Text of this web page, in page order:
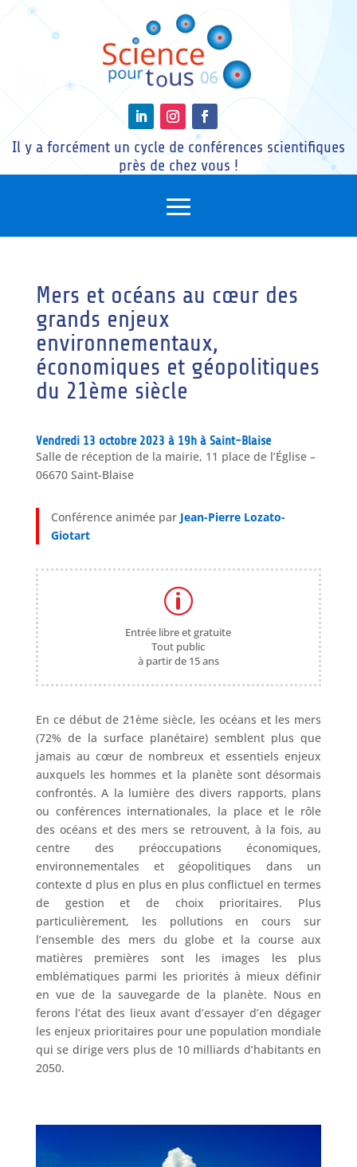
Il y a forcément un cycle de conférences scientifiques
près de chez vous !
Mers et océans au cœur des
grands enjeux
environnementaux,
économiques et géopolitiques
du 21ème siècle
Vendredi 13 octobre 2023 à 19h à Saint-Blaise
Salle de réception de la mairie, 11 place de l’Église –
06670 Saint-Blaise
Conférence animée parJean-Pierre Lozato-
Giotart
p
Entrée libre et gratuite
Tout public
à partir de 15 ans
En ce début de 21ème siècle, les océans et les mers
(72% de la surface planétaire) semblent plus que
jamais au cœur de nombreux et essentiels enjeux
auxquels les hommes et la planète sont désormais
confrontés. A la lumière des divers rapports, plans
ou conférences internationales, la place et le rôle
des océans et des mers se retrouvent, à la fois, au
centre des préoccupations économiques,
environnementales et géopolitiques dans un
contexte d plus en plus en plus conflictuel en termes
de gestion et de choix prioritaires. Plus
particulièrement, les pollutions en cours sur
l’ensemble des mers du globe et la course aux
matières premières sont les images les plus
emblématiques parmi les priorités à mieux définir
en vue de la sauvegarde de la planète. Nous en
ferons l’état des lieux avant d’essayer d’en dégager
les enjeux prioritaires pour une population mondiale
qui se dirige vers plus de 10 milliards d’habitants en
2050.